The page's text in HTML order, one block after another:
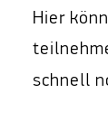
Hier
schnell